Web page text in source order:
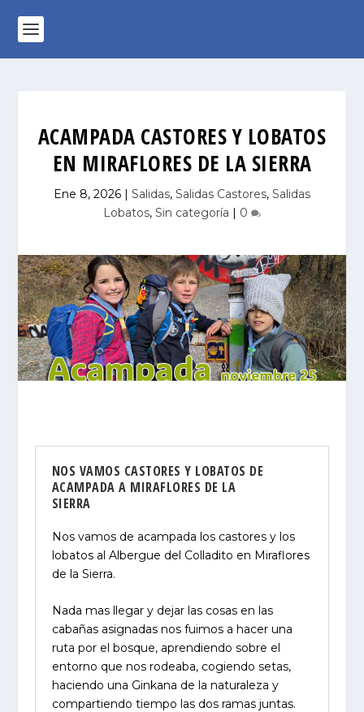
ACAMPADA CASTORES Y LOBATOS
EN MIRAFLORES DE LA SIERRA
Ene 8, 2026 | Salidas, Salidas Castores, Salidas
Lobatos, Sin categoría | 0
NOS VAMOS CASTORES Y LOBATOS DE
ACAMPADA A MIRAFLORES DE LA
SIERRA
Nos vamos de acampada los castores y los
lobatos al Albergue del Colladito en Miraflores
de la Sierra.
Nada mas llegar y dejar las cosas en las
cabañas asignadas nos fuimos a hacer una
ruta por el bosque, aprendiendo sobre el
entorno que nos rodeaba, cogiendo setas,
haciendo una Ginkana de la naturaleza y
compartiendo tiempo las dos ramas juntas.